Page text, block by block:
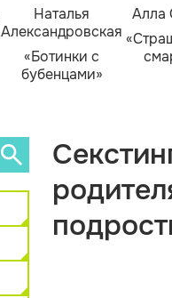
Наталья
Александровская
«Ботинки с
бубенцами»
Алла